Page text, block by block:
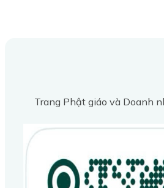
Trang Phật giáo và Doanh